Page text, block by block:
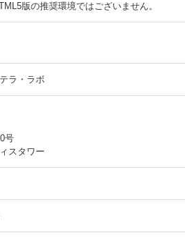
版の推奨環境ではございません。
ラ・ラボ
号
スタワー